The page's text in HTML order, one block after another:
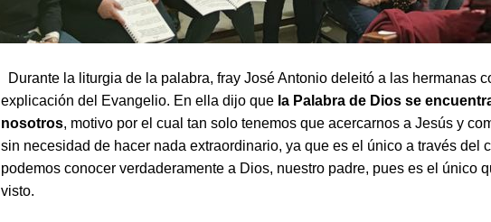
Durante la liturgia de la palabra, fray José Antonio deleitó a las hermanas
explicación del Evangelio. En ella dijo que la Palabra de Dios se
nosotros, motivo por el cual tan solo tenemos que acercarnos a Jesús y
sin necesidad de hacer nada extraordinario, ya que es el único a través del
podemos conocer verdaderamente a Dios, nuestro padre, pues es el único
visto.